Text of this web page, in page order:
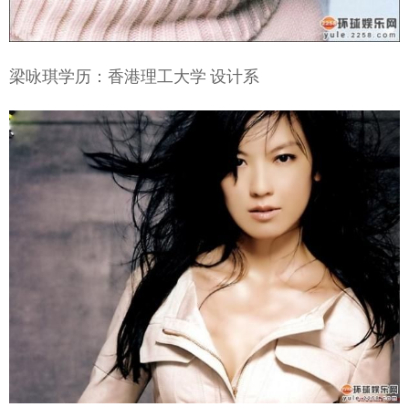
梁咏琪学历：香港理工大学 设计系